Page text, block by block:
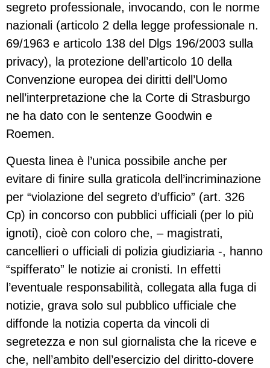
segreto professionale, invocando, con le norme
nazionali (articolo 2 della legge professionale n.
69/1963 e articolo 138 del Dlgs 196/2003 sulla
privacy), la protezione dell’articolo 10 della
Convenzione europea dei diritti dell’Uomo
nell’interpretazione che la Corte di Strasburgo
ne ha dato con le sentenze Goodwin e
Roemen.
Questa linea è l’unica possibile anche per
evitare di finire sulla graticola dell’incriminazione
per “violazione del segreto d’ufficio” (art. 326
Cp) in concorso con pubblici ufficiali (per lo più
ignoti), cioè con coloro che, – magistrati,
cancellieri o ufficiali di polizia giudiziaria -, hanno
“spifferato” le notizie ai cronisti. In effetti
l’eventuale responsabilità, collegata alla fuga di
notizie, grava solo sul pubblico ufficiale che
diffonde la notizia coperta da vincoli di
segretezza e non sul giornalista che la riceve e
che, nell’ambito dell’esercizio del diritto-dovere